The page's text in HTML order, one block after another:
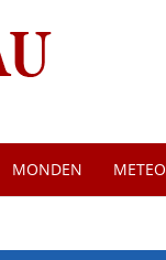
MONDEN METEO